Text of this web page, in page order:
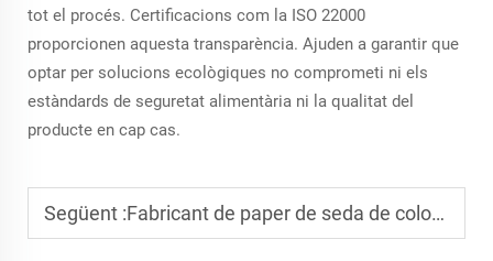
tot el procés. Certificacions com la ISO 22000
proporcionen aquesta transparència. Ajuden a garantir que
optar per solucions ecològiques no comprometi ni els
estàndards de seguretat alimentària ni la qualitat del
producte en cap cas.
Següent :Fabricant de paper de seda de colors d'confiança per a qualitat.